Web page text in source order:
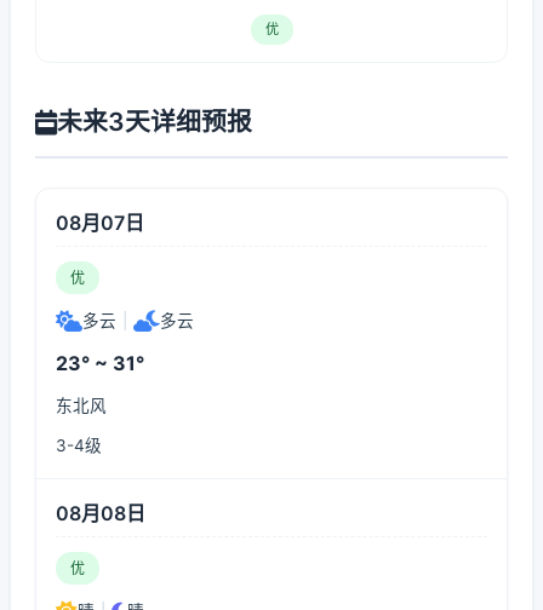
优
未来3天详细预报
08月07日
优
多云 多云
23° ~ 31°
东北风
3-4级
08月08日
优